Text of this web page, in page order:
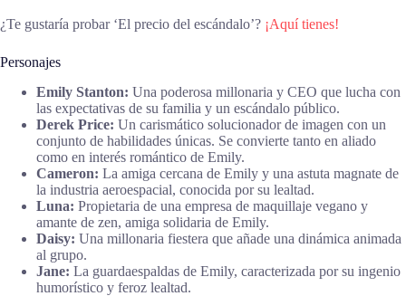
¿Te gustaría probar ‘El precio del escándalo’? ¡Aquí tienes!
Personajes
Emily Stanton: Una poderosa millonaria y CEO que lucha con
las expectativas de su familia y un escándalo público.
Derek Price: Un carismático solucionador de imagen con un
conjunto de habilidades únicas. Se convierte tanto en aliado
como en interés romántico de Emily.
Cameron: La amiga cercana de Emily y una astuta magnate de
la industria aeroespacial, conocida por su lealtad.
Luna: Propietaria de una empresa de maquillaje vegano y
amante de zen, amiga solidaria de Emily.
Daisy: Una millonaria fiestera que añade una dinámica animada
al grupo.
Jane: La guardaespaldas de Emily, caracterizada por su ingenio
humorístico y feroz lealtad.